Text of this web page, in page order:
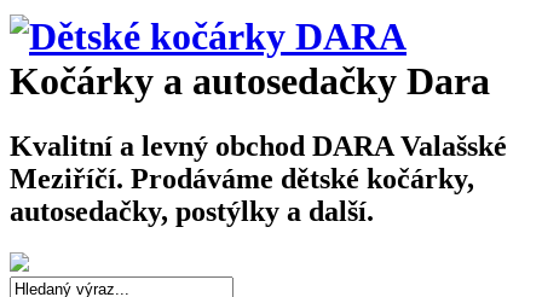
Kočárky a autosedačky Dara
Kvalitní a levný obchod DARA Valašské
Meziříčí. Prodáváme dětské kočárky,
autosedačky, postýlky a další.